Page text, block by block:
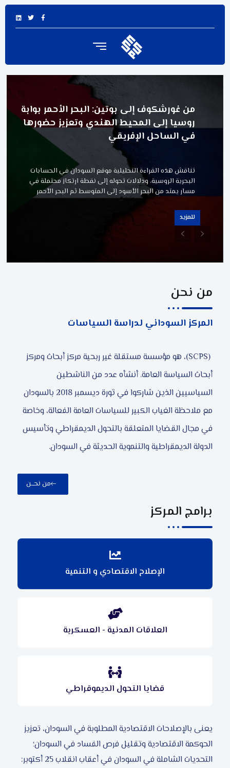
من غورشكوف إلى بوتين: البحر الأحمر بوابة
روسيا إلى المحيط الهندي وتعزيز حضورها
في الساحل الإفريقي
تناقش هذه القراءة التحليلية موقع السودان في الحسابات
البحرية الروسية، ودلالات تحوله إلى نقطة ارتكاز محتملة في
مسار يمتد من البحر الأسود إلى المتوسط ثم البحر الأحمر
للمزيد
من نحن
المركز السوداني لدراسة السياسات
(SCPS)، هو مؤسسة مستقلة غير ربحية مركز أبحاث ومركز
أبحاث السياسة العامة. أنشأه عدد من الناشطين
السياسيين الذين شاركوا في ثورة ديسمبر 2018 بالسودان
مع ملاحظة الغياب الكبير للسياسات العامة الفعالة، وخاصة
في مجال القضايا المتعلقة بالتحول الديمقراطي وتأسيس
الدولة الديمقراطية والتنموية الحديثة في السودان.
من نحـــن
برامج المركز
الإصلاح الاقتصادي و التنمية
العلاقات المدنية - العسكرية
قضايا التحول الديموقراطي
يعنى بالإصلاحات الاقتصادية المطلوبة في السودان، تعزيز
الحوكمة الاقتصادية وتقليل فرص الفساد في السودان؛
التحديات الشاملة في السودان في أعقاب انقلاب 25 أكتوبر: